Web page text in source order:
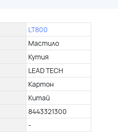
LT800
Мастило
Кутия
LEAD TECH
Картон
Китай
8443321300
-